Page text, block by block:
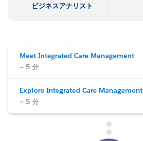
ビジネスアナリスト
Meet Integrated Care Management
~ 5 分
Explore Integrated Care Management
~ 5 分